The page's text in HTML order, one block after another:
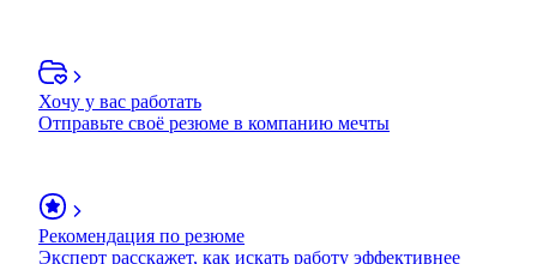
Хочу у вас работать
Отправьте своё резюме в компанию мечты
Рекомендация по резюме
Эксперт расскажет, как искать работу эффективнее